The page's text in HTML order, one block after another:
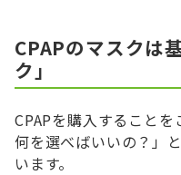
CPAPのマスクは
ク」
CPAPを購入すること
何を選べばいいの？」
います。